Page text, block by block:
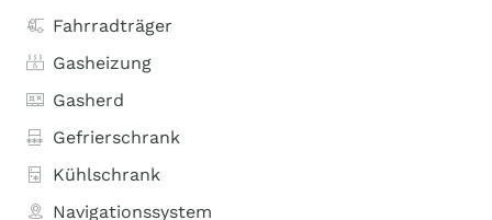
Fahrradträger
Gasheizung
Gasherd
Gefrierschrank
Kühlschrank
Navigationssystem